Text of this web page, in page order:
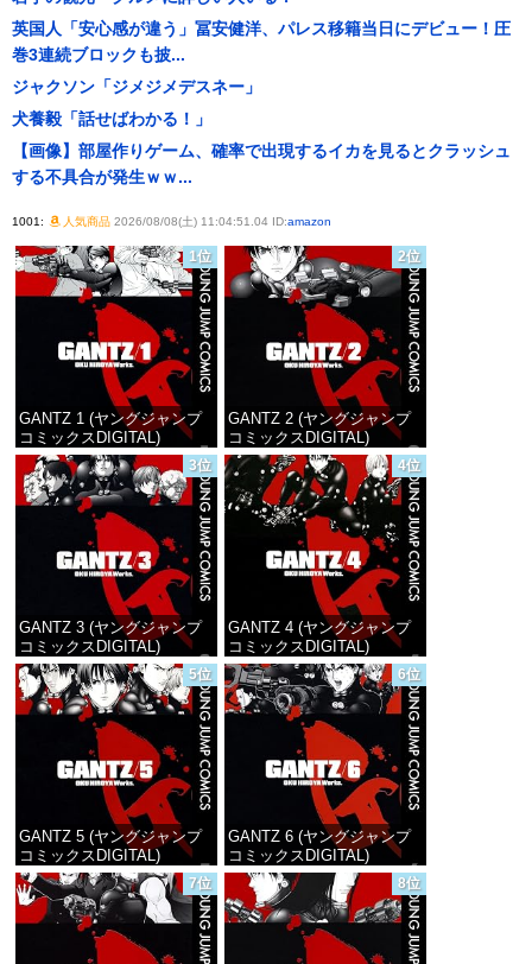
英国人「安心感が違う」冨安健洋、パレス移籍当日にデビュー！圧
巻3連続ブロックも披...
ジャクソン「ジメジメデスネー」
犬養毅「話せばわかる！」
【画像】部屋作りゲーム、確率で出現するイカを見るとクラッシュ
する不具合が発生ｗｗ...
1001: 人気商品2026/08/08(土) 11:04:51.04 ID:amazon
1位
GANTZ 1 (ヤングジャンプ
コミックスDIGITAL)
価格：¥100
2位
GANTZ 2 (ヤングジャンプ
コミックスDIGITAL)
価格：¥100
3位
GANTZ 3 (ヤングジャンプ
コミックスDIGITAL)
価格：¥100
4位
GANTZ 4 (ヤングジャンプ
コミックスDIGITAL)
価格：¥100
5位
GANTZ 5 (ヤングジャンプ
コミックスDIGITAL)
価格：¥100
6位
GANTZ 6 (ヤングジャンプ
コミックスDIGITAL)
価格：¥100
7位 8位